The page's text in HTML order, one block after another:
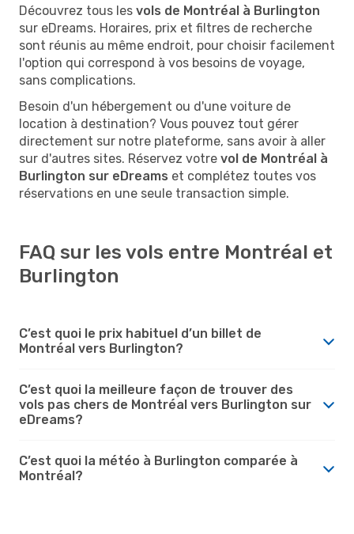
Découvrez tous les vols de Montréal à Burlington
sur eDreams. Horaires, prix et filtres de recherche
sont réunis au même endroit, pour choisir facilement
l'option qui correspond à vos besoins de voyage,
sans complications.
Besoin d'un hébergement ou d'une voiture de
location à destination? Vous pouvez tout gérer
directement sur notre plateforme, sans avoir à aller
sur d'autres sites. Réservez votre vol de Montréal à
Burlington sur eDreams et complétez toutes vos
réservations en une seule transaction simple.
FAQ sur les vols entre Montréal et
Burlington
C’est quoi le prix habituel d’un billet de
Montréal vers Burlington?
C’est quoi la meilleure façon de trouver des
vols pas chers de Montréal vers Burlington sur
eDreams?
C’est quoi la météo à Burlington comparée à
Montréal?